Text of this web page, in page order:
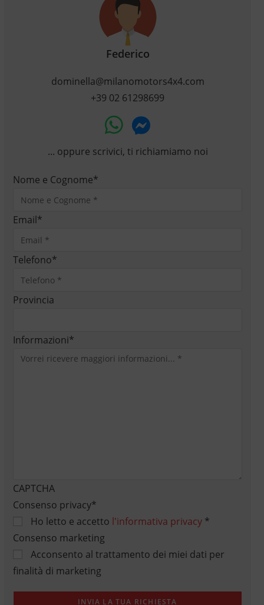
Federico
dominella@milanomotors4x4.com
+39 02 61298699
... oppure scrivici, ti richiamiamo noi
Nome e Cognome*
Email*
Telefono*
Provincia
Informazioni*
CAPTCHA
Consenso privacy*
Ho letto e accetto l'informativa privacy*
Consenso marketing
Acconsento al trattamento dei miei dati per
finalità di marketing